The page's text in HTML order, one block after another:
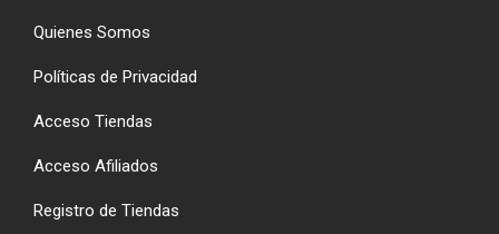
Quienes Somos
Políticas de Privacidad
Acceso Tiendas
Acceso Afiliados
Registro de Tiendas